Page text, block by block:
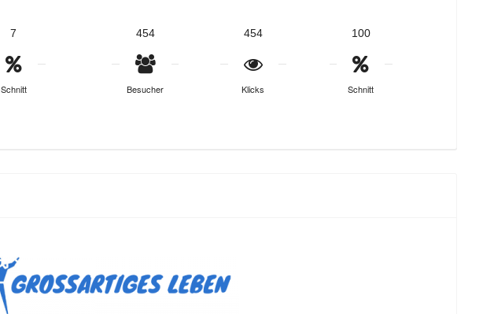
7
Schnitt
454
Besucher
454
Klicks
100
Schnitt